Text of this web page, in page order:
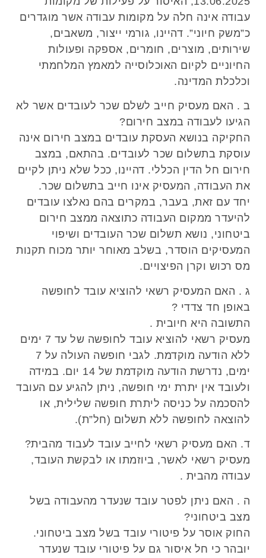
עבודה אינה חלה על מקומות עבודה אשר מוגדרים
כ”משק חיוני”. דהיינו, גורמי ייצור, משאבים,
שירותים, מוצרים, חומרים, אספקה ופעולות
החיוניים לקיום האוכלוסייה למאמץ המלחמתי
וכלכלת המדינה.
ב . האם מעסיק חייב לשלם שכר לעובדים אשר לא
הגיעו לעבודה במצב חירום?
החקיקה בנושא העסקת עובדים במצב חירום אינה
עוסקת בתשלום שכר לעובדים. בהתאם, במצב
חירום חל הדין הכללי. דהיינו, ככל שלא ניתן לקיים
את העבודה, המעסיק אינו חייב בתשלום שכר.
יחד עם זאת, בעבר, במקרים בהם נאלצו עובדים
להיעדר ממקום העבודה כתוצאה ממצב חירום
ביטחוני, נושא תשלום שכר העובדים ושיפוי
המעסיקים הוסדר, בשלב מאוחר יותר מכוח תקנות
מס רכוש וקרן הפיצויים.
ג . האם המעסיק רשאי להוציא עובד לחופשה
באופן חד צדדי ?
התשובה היא חיובית .
מעסיק רשאי להוציא עובד לחופשה של עד 7 ימים
ללא הודעה מוקדמת. לגבי חופשה העולה על 7
ימים, נדרשת הודעה מוקדמת של 14 יום. במידה
ולעובד אין יתרת ימי חופשה, ניתן להגיע עם העובד
להסכמה על כניסה ליתרת חופשה שלילית, או
להוצאה לחופשה ללא תשלום (חל”ת).
ד. האם מעסיק רשאי לחייב עובד לעבוד מהבית?
מעסיק רשאי לאשר, ביוזמתו או לבקשת העובד,
עבודה מהבית .
ה . האם ניתן לפטר עובד שנעדר מהעבודה בשל
מצב ביטחוני?
החוק אוסר על פיטורי עובד בשל מצב ביטחוני.
יובהר כי חל איסור גם על פיטורי עובד שנעדר